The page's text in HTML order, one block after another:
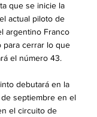
que se inicie la
actual piloto de
argentino Franco
para cerrar lo que
el número 43.
debutará en la
de septiembre en el
el circuito de